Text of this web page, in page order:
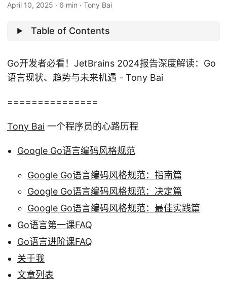
April 10, 2025 · 6 min · Tony Bai
Table of Contents
Go开发者必看！JetBrains 2024报告深度解读：Go
语言现状、趋势与未来机遇 - Tony Bai
===============
Tony Bai 一个程序员的心路历程
Google Go语言编码风格规范
Google Go语言编码风格规范：指南篇
Google Go语言编码风格规范：决定篇
Google Go语言编码风格规范：最佳实践篇
Go语言第一课FAQ
Go语言进阶课FAQ
关于我
文章列表